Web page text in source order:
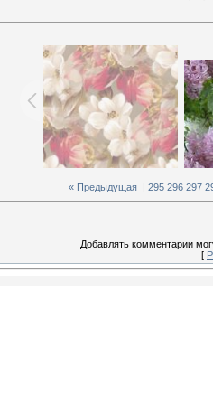
« Предыдущая 295 296 297
Добавлять комментарии
[